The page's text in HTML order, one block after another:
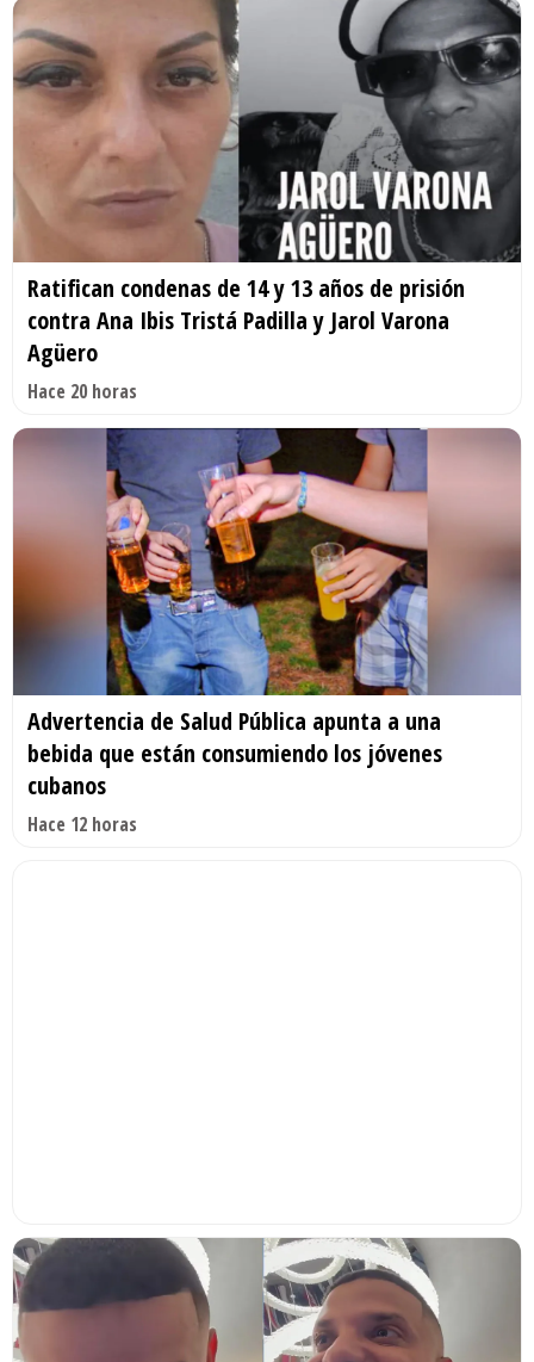
Ratifican condenas de 14 y 13 años de prisión
contra Ana Ibis Tristá Padilla y Jarol Varona
Agüero
Hace 20 horas
Advertencia de Salud Pública apunta a una
bebida que están consumiendo los jóvenes
cubanos
Hace 12 horas